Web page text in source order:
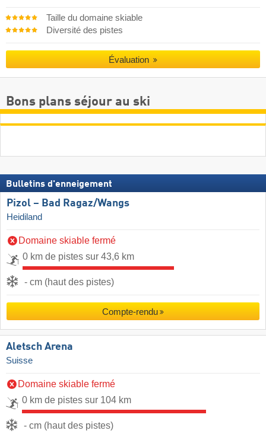
Taille du domaine skiable
Diversité des pistes
Évaluation
Bons plans séjour au ski
Bulletins d'enneigement
Pizol – Bad Ragaz/​Wangs
Heidiland
Domaine skiable fermé
0 km de pistes sur 43,6 km
- cm (haut des pistes)
Compte-rendu
Aletsch Arena
Suisse
Domaine skiable fermé
0 km de pistes sur 104 km
- cm (haut des pistes)